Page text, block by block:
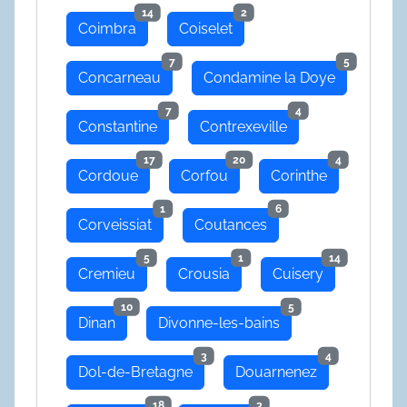
Coimbra
14
Coiselet
2
Concarneau
7
Condamine la Doye
5
Constantine
7
Contrexeville
4
Cordoue
17
Corfou
20
Corinthe
4
Corveissiat
1
Coutances
6
Cremieu
5
Crousia
1
Cuisery
14
Dinan
10
Divonne-les-bains
5
Dol-de-Bretagne
3
Douarnenez
4